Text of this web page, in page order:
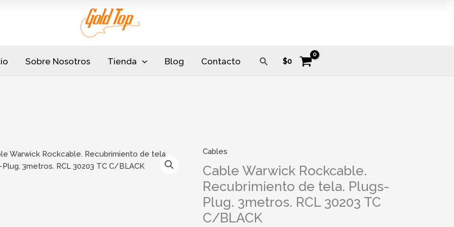
Sobre Nosotros Tienda Blog Contacto Buscar
$0
Cables
Cable Warwick Rockcable.
Recubrimiento de tela. Plugs-
Plug. 3metros. RCL 30203 TC
C/BLACK